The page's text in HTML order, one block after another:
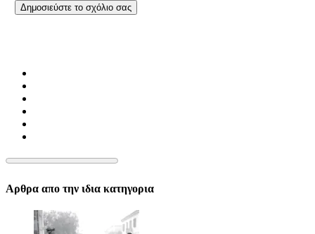
Αρθρα απο την ιδια κατηγορια